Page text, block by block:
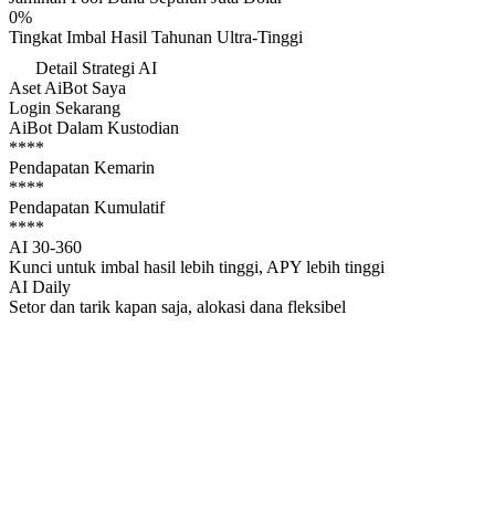
0%
Tingkat Imbal Hasil Tahunan Ultra-Tinggi
Detail Strategi AI
Aset AiBot Saya
Login Sekarang
AiBot Dalam Kustodian
****
Pendapatan Kemarin
****
Pendapatan Kumulatif
****
AI 30-360
Kunci untuk imbal hasil lebih tinggi, APY lebih tinggi
AI Daily
Setor dan tarik kapan saja, alokasi dana fleksibel